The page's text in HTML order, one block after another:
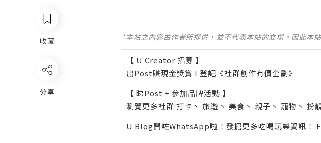
收藏
分享
*本站之內容由作者所提供，並不代表本站的立場。因此本
【 U Creator 招募 】
出Post賺現金獎賞 l 登記《社群創作有價企劃》
【 睇Post + 參加品牌活動 】
瀏覽更多社群 打卡 丶 旅遊 丶 美食 丶 親子 丶 寵物 丶 扮
U Blog開咗WhatsApp啦！發掘更多吃喝玩樂資訊！